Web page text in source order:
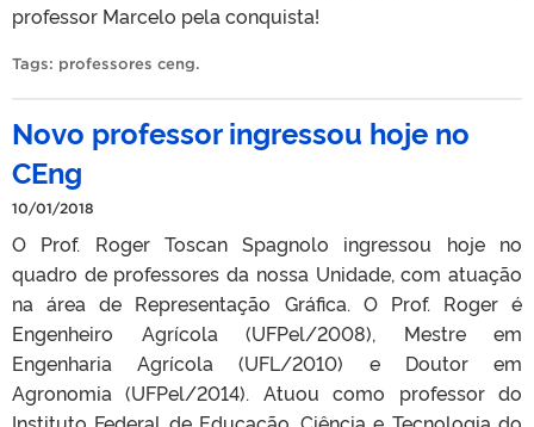
professor Marcelo pela conquista!
Tags: professores ceng.
Novo professor ingressou hoje no
CEng
10/01/2018
O Prof. Roger Toscan Spagnolo ingressou hoje no
quadro de professores da nossa Unidade, com atuação
na área de Representação Gráfica. O Prof. Roger é
Engenheiro Agrícola (UFPel/2008), Mestre em
Engenharia Agrícola (UFL/2010) e Doutor em
Agronomia (UFPel/2014). Atuou como professor do
Instituto Federal de Educação, Ciência e Tecnologia do